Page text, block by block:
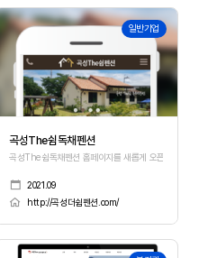
348 일반기업
곡성The쉼독채펜션
곡성The쉼독채펜션 홈페이지를 새롭게 오픈하였습니
2021.09
http://곡성더쉼펜션.com/